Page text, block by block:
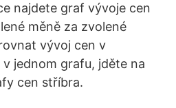
najdete graf vývoje cen
měně za zvolené
vývoj cen v
jednom grafu, jděte na
cen stříbra.